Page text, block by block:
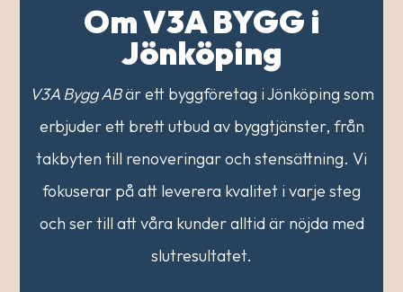
Om V3A BYGG i
Jönköping
V3A Bygg ABär ett byggföretag i Jönköping som
erbjuder ett brett utbud av byggtjänster, från
takbyten till renoveringar och stensättning. Vi
fokuserar på att leverera kvalitet i varje steg
och ser till att våra kunder alltid är nöjda med
slutresultatet.